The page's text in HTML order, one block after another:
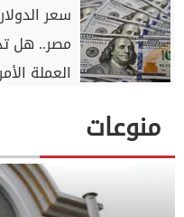
مصر.. هل
العملة
منوعات